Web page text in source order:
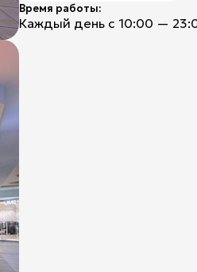
Время работы:
Каждый день с 10:00 —